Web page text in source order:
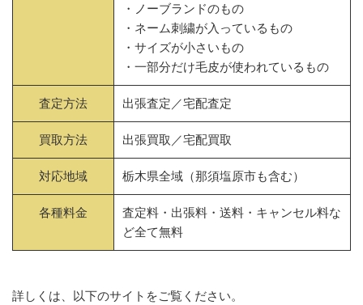
・ノーブランドのもの
・ネーム刺繍が入っているもの
・サイズが小さいもの
・一部分だけ毛皮が使われているもの
査定方法 出張査定／宅配査定
買取方法 出張買取／宅配買取
対応地域 栃木県全域（那須塩原市も含む）
各種料金
査定料・出張料・送料・キャンセル料な
ど全て無料
詳しくは、以下のサイトをご覧ください。